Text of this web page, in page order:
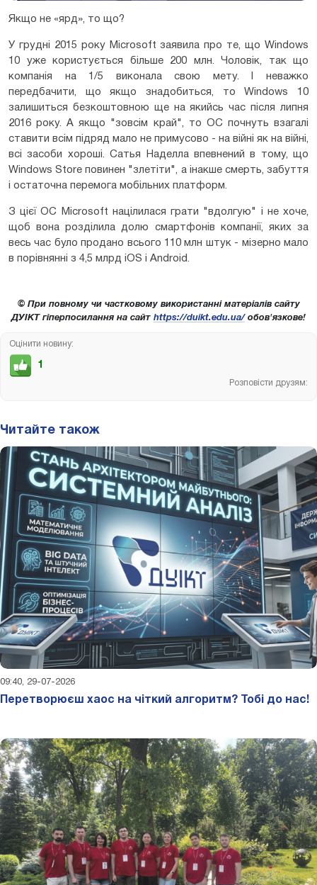
Якщо не «ярд», то що?
У грудні 2015 року Microsoft заявила про те, що Windows
10 уже користується більше 200 млн. Чоловік, так що
компанія на 1/5 виконала свою мету. І неважко
передбачити, що якщо знадобиться, то Windows 10
залишиться безкоштовною ще на якийсь час після липня
2016 року. А якщо "зовсім край", то ОС почнуть взагалі
ставити всім підряд мало не примусово - на війні як на війні,
всі засоби хороші. Сатья Наделла впевнений в тому, що
Windows Store повинен "злетіти", а інакше смерть, забуття
і остаточна перемога мобільних платформ.
З цієї ОС Microsoft націлилася грати "вдолгую" і не хоче,
щоб вона розділила долю смартфонів компанії, яких за
весь час було продано всього 110 млн штук - мізерно мало
в порівнянні з 4,5 млрд iOS і Android.
© При повному чи частковому використанні матеріалів сайту
ДУІКТ гіперпосилання на сайт https://duikt.edu.ua/обов'язкове!
Оцінити новину:
1
Розповісти друзям:
Читайте також
09:40, 29-07-2026
Перетворюєш хаос на чіткий алгоритм? Тобі до нас!